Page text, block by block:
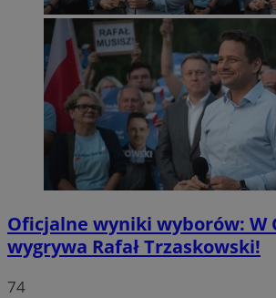
Oficjalne wyniki wyborów: W
wygrywa Rafał Trzaskowski!
74